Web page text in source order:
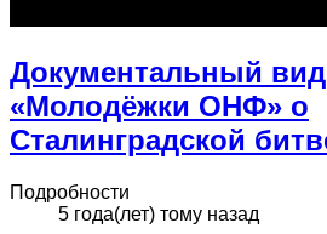
Документальный
«Молодёжки ОНФ» о
Сталинградской
Подробности
5 года(лет) тому назад